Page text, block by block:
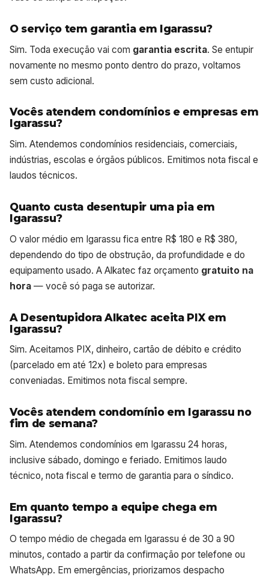
O serviço tem garantia em Igarassu?
Sim. Toda execução vai com garantia escrita. Se entupir
novamente no mesmo ponto dentro do prazo, voltamos
sem custo adicional.
Vocês atendem condomínios e empresas em
Igarassu?
Sim. Atendemos condomínios residenciais, comerciais,
indústrias, escolas e órgãos públicos. Emitimos nota fiscal e
laudos técnicos.
Quanto custa desentupir uma pia em
Igarassu?
O valor médio em Igarassu fica entre R$ 180 e R$ 380,
dependendo do tipo de obstrução, da profundidade e do
equipamento usado. A Alkatec faz orçamento gratuito na
hora — você só paga se autorizar.
A Desentupidora Alkatec aceita PIX em
Igarassu?
Sim. Aceitamos PIX, dinheiro, cartão de débito e crédito
(parcelado em até 12x) e boleto para empresas
conveniadas. Emitimos nota fiscal sempre.
Vocês atendem condomínio em Igarassu no
fim de semana?
Sim. Atendemos condomínios em Igarassu 24 horas,
inclusive sábado, domingo e feriado. Emitimos laudo
técnico, nota fiscal e termo de garantia para o síndico.
Em quanto tempo a equipe chega em
Igarassu?
O tempo médio de chegada em Igarassu é de 30 a 90
minutos, contado a partir da confirmação por telefone ou
WhatsApp. Em emergências, priorizamos despacho